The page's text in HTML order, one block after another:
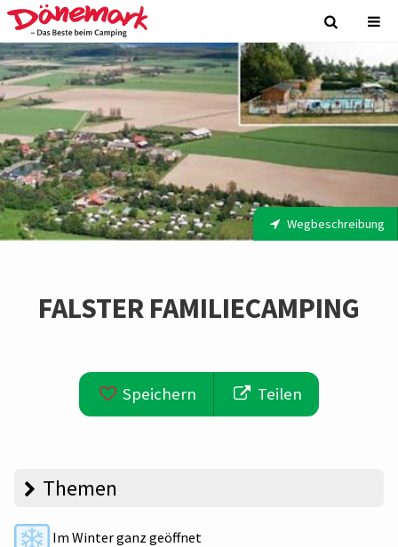
Wegbeschreibung
FALSTER FAMILIECAMPING
Speichern Teilen
Themen
Im Winter ganz geöffnet